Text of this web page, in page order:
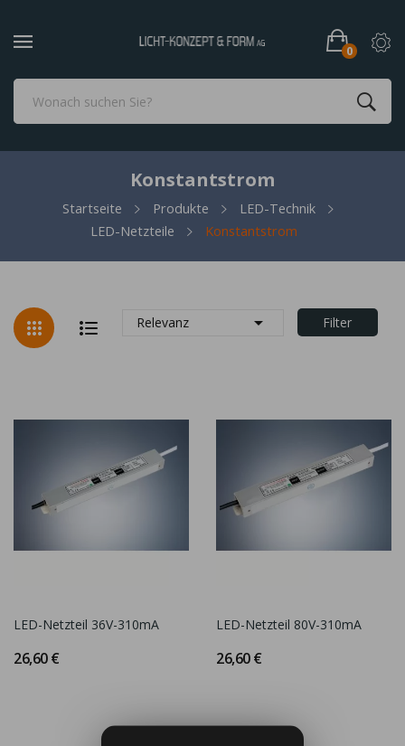
0
Konstantstrom
Startseite Produkte
LED-Technik
LED-Netzteile
Konstantstrom
Relevanz  Filter
LED-Netzteil 36V-310mA
26,60 €
LED-Netzteil 80V-310mA
26,60 €